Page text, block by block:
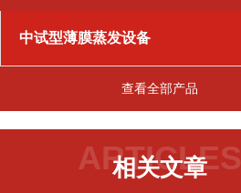
中试型薄膜蒸发设备
查看全部产品
ARTICLES
相关文章